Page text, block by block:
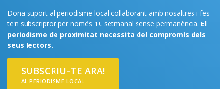
Dona suport al periodisme local col·laborant amb nosaltres i fes-
te’n subscriptor per només 1€ setmanal sense permanència. El
periodisme de proximitat necessita del compromís dels
seus lectors.
SUBSCRIU-TE ARA!
AL PERIODISME LOCAL